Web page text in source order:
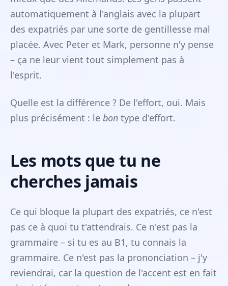
automatiquement à l'anglais avec la plupart
des expatriés par une sorte de gentillesse mal
placée. Avec Peter et Mark, personne n'y pense
– ça ne leur vient tout simplement pas à
l'esprit.
Quelle est la différence ? De l'effort, oui. Mais
plus précisément : le bon type d'effort.
Les mots que tu ne
cherches jamais
Ce qui bloque la plupart des expatriés, ce n'est
pas ce à quoi tu t'attendrais. Ce n'est pas la
grammaire – si tu es au B1, tu connais la
grammaire. Ce n'est pas la prononciation – j'y
reviendrai, car la question de l'accent est en fait